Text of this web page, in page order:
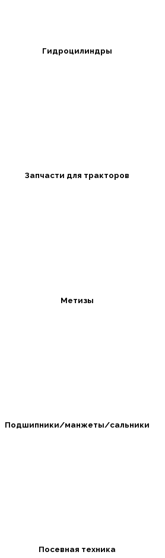
Гидроцилиндры
Запчасти для тракторов
Метизы
Подшипники/манжеты/сальники
Посевная техника